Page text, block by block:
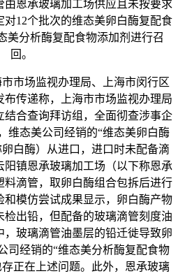
恩承玻璃加工场供应且未按要求
12个批次的维态美卵白酶复配食
美分析酶复配食物添加剂进行召
回。
市场监视办理局、上海市闵行区
布传递称，上海市市场监视办理局
合查询拜访组，全面彻查涉事企
维态美公司经销的“维态美卵白酶
白酶）从进口，进口时未配备滴
镇恩承玻璃加工场（以下称恩承
滴管，取卵白酶组合包拆后进行
和模仿尝试成果显示，卵白酶产物
出铅，但配备的玻璃滴管刻度油
玻璃滴管油墨层的铅迁徙导致卵
司经销的“维态美分析酶复配食物
正在上述问题。此外，恩承玻璃